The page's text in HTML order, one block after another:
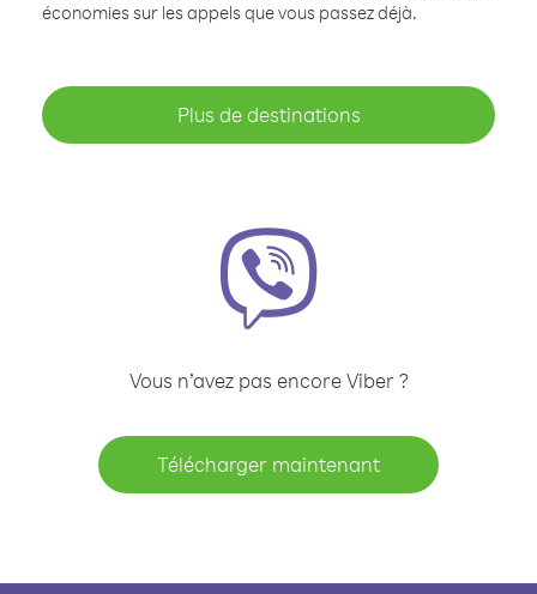
économies sur les appels que vous passez déjà.
Plus de destinations
Vous n’avez pas encore Viber ?
Télécharger maintenant